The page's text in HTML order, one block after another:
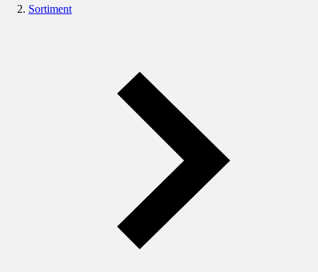
Sortiment